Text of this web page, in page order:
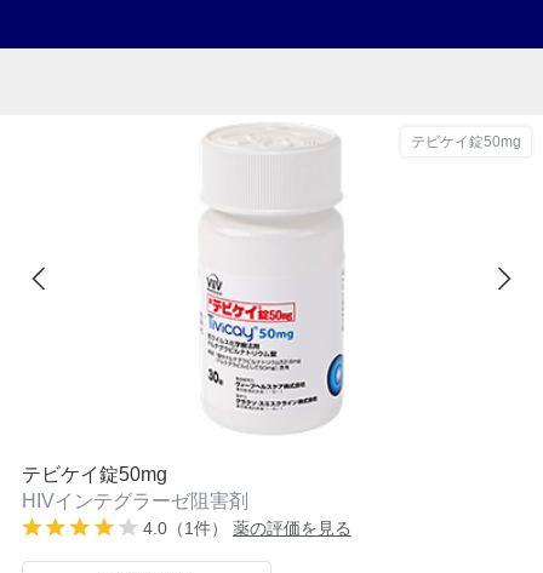
テビケイ錠50mg
テビケイ錠50mg
HIVインテグラーゼ阻害剤
4.0（1件） 薬の評価を見る